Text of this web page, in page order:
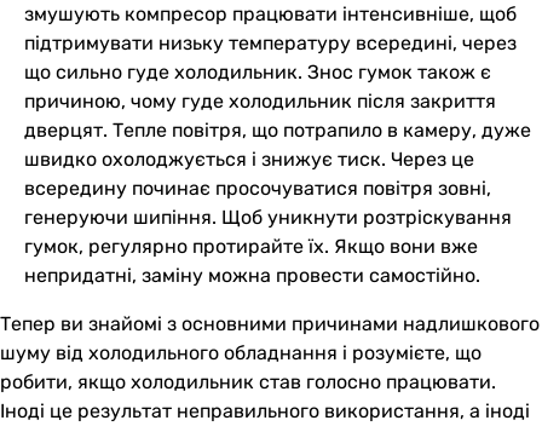
змушують компресор працювати інтенсивніше, щоб
підтримувати низьку температуру всередині, через
що сильно гуде холодильник. Знос гумок також є
причиною, чому гуде холодильник після закриття
дверцят. Тепле повітря, що потрапило в камеру, дуже
швидко охолоджується і знижує тиск. Через це
всередину починає просочуватися повітря зовні,
генеруючи шипіння. Щоб уникнути розтріскування
гумок, регулярно протирайте їх. Якщо вони вже
непридатні, заміну можна провести самостійно.
Тепер ви знайомі з основними причинами надлишкового
шуму від холодильного обладнання і розумієте, що
робити, якщо холодильник став голосно працювати.
Іноді це результат неправильного використання, а іноді